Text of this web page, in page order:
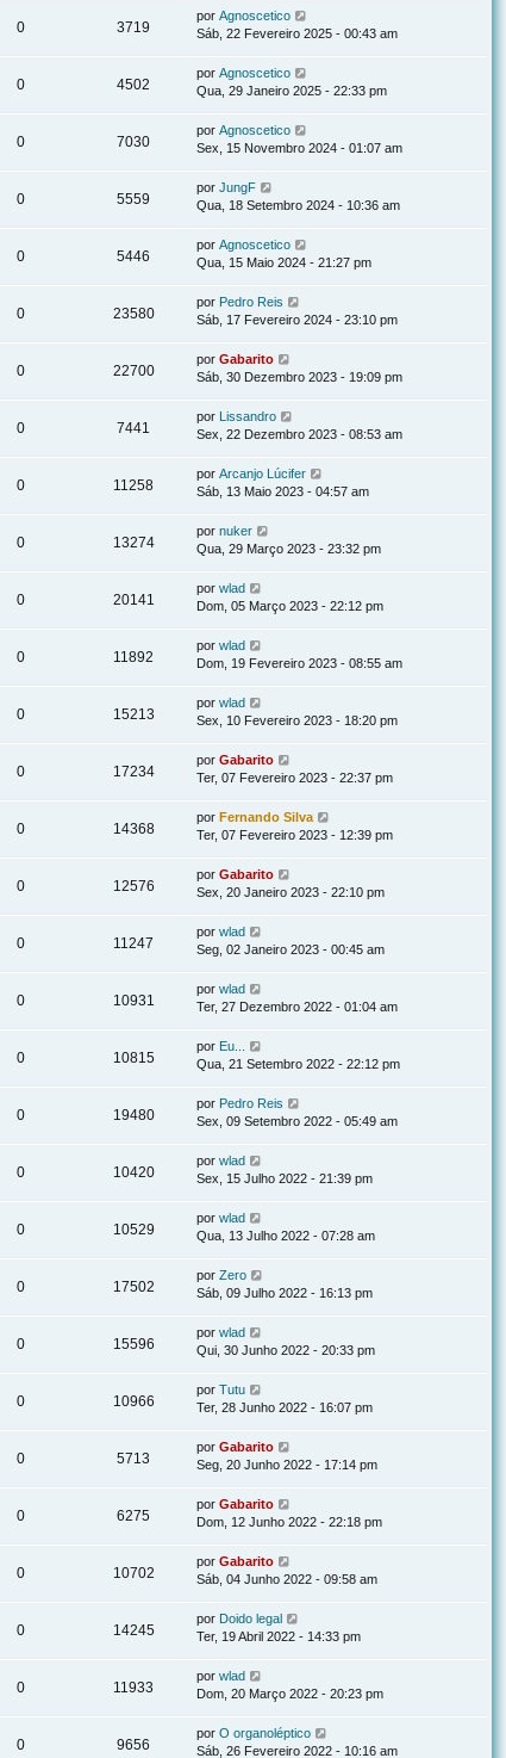
0 3719
por Agnoscetico
Sáb, 22 Fevereiro 2025 - 00:43 am
0 4502
por Agnoscetico
Qua, 29 Janeiro 2025 - 22:33 pm
0 7030
por Agnoscetico
Sex, 15 Novembro 2024 - 01:07 am
0 5559
por JungF
Qua, 18 Setembro 2024 - 10:36 am
0 5446
por Agnoscetico
Qua, 15 Maio 2024 - 21:27 pm
0 23580
por Pedro Reis
Sáb, 17 Fevereiro 2024 - 23:10 pm
0 22700
por Gabarito
Sáb, 30 Dezembro 2023 - 19:09 pm
0 7441
por
Lissandro
Sex, 22 Dezembro 2023 - 08:53 am
0 11258
por Arcanjo Lúcifer
Sáb, 13 Maio 2023 - 04:57 am
0 13274
por nuker
Qua, 29 Março 2023 - 23:32 pm
0 20141
por wlad
Dom, 05 Março 2023 - 22:12 pm
0 11892
por wlad
Dom, 19 Fevereiro 2023 - 08:55 am
0 15213
por wlad
Sex, 10 Fevereiro 2023 - 18:20 pm
0 17234
por Gabarito
Ter, 07 Fevereiro 2023 - 22:37 pm
0 14368
por Fernando Silva
Ter, 07 Fevereiro 2023 - 12:39 pm
0 12576
por Gabarito
Sex, 20 Janeiro 2023 - 22:10 pm
0 11247
por wlad
Seg, 02 Janeiro 2023 - 00:45 am
0 10931
por wlad
Ter, 27 Dezembro 2022 - 01:04 am
0 10815
por Eu...
Qua, 21 Setembro 2022 - 22:12 pm
0 19480
por Pedro Reis
Sex, 09 Setembro 2022 - 05:49 am
0 10420
por wlad
Sex, 15 Julho 2022 - 21:39 pm
0 10529
por wlad
Qua, 13 Julho 2022 - 07:28 am
0 17502
por Zero
Sáb, 09 Julho 2022 - 16:13 pm
0 15596
por wlad
Qui, 30 Junho 2022 - 20:33 pm
0 10966
por Tutu
Ter, 28 Junho 2022 - 16:07 pm
0 5713
por Gabarito
Seg, 20 Junho 2022 - 17:14 pm
0 6275
por Gabarito
Dom, 12 Junho 2022 - 22:18 pm
0 10702
por Gabarito
Sáb, 04 Junho 2022 - 09:58 am
0 14245
por Doido legal
Ter, 19 Abril 2022 - 14:33 pm
0 11933
por wlad
Dom, 20 Março 2022 - 20:23 pm
0 9656
por O organoléptico
Sáb, 26 Fevereiro 2022 - 10:16 am